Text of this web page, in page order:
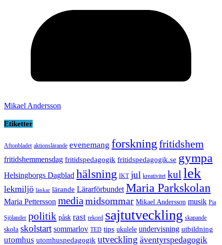
Mikael Andersson
Etiketter
Aftonbladet aktionslärande evenemang forskning fritidshem
fritidshemmensdag fritidspedagogik fritidspedagogik.se gympa
Helsingborgs Dagblad hälsning IKT jul kreativitet kul lek
lekmiljö länkar lärande Lärarförbundet Maria Parkskolan
Maria Pettersson media midsommar Mikael Andersson musik Pia
Sjölander politik påsk rast rekord sajtutveckling skapande
skola skolstart sommarlov TED tips ukulele undervisning utbildning
utomhus utomhuspedagogik utveckling äventyrspedagogik